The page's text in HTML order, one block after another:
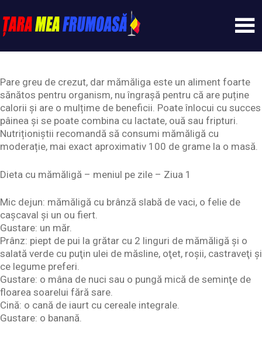
to
content
Tarameafrumoasa
Pare greu de crezut, dar mămăliga este un aliment foarte
sănătos pentru organism, nu îngrașă pentru că are puține
calorii și are o mulțime de beneficii. Poate înlocui cu succes
pâinea și se poate combina cu lactate, ouă sau fripturi.
Nutriționiștii recomandă să consumi mămăligă cu
moderație, mai exact aproximativ 100 de grame la o masă.
Dieta cu mămăligă – meniul pe zile – Ziua 1
Mic dejun: mămăligă cu brânză slabă de vaci, o felie de
caşcaval şi un ou fiert.
Gustare: un măr.
Prânz: piept de pui la grătar cu 2 linguri de mămăligă şi o
salată verde cu puţin ulei de măsline, oţet, roşii, castraveţi şi
ce legume preferi.
Gustare: o mâna de nuci sau o pungă mică de seminţe de
floarea soarelui fără sare.
Cină: o cană de iaurt cu cereale integrale.
Gustare: o banană.